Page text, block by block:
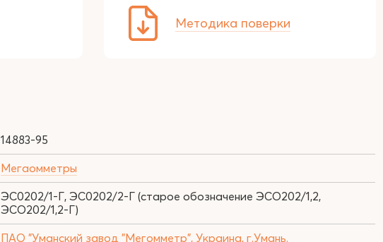
Методика поверки
14883-95
Мегаомметры
ЭС0202/1-Г, ЭС0202/2-Г (старое обозначение ЭСО202/1,2,
ЭСО202/1,2-Г)
ПАО "Уманский завод "Мегомметр", Украина, г.Умань.